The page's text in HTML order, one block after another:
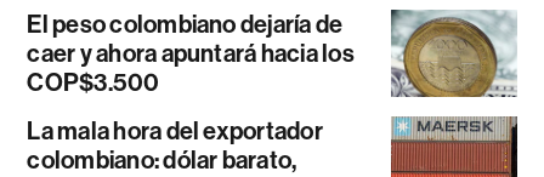
El peso colombiano dejaría de
caer y ahora apuntará hacia los
COP$3.500
La mala hora del exportador
colombiano: dólar barato,